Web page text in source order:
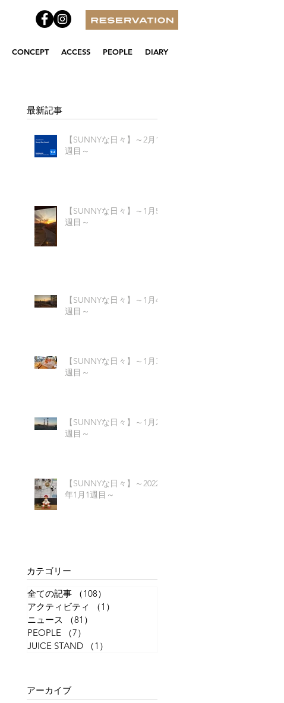
CONCEPT ACCESS PEOPLE DIARY
最新記事
【SUNNYな日々】～2月1
週目～
【SUNNYな日々】～1月5
週目～
【SUNNYな日々】～1月4
週目～
【SUNNYな日々】～1月3
週目～
【SUNNYな日々】～1月2
週目～
【SUNNYな日々】～2022
年1月1週目～
カテゴリー
全ての記事
（108）
アクティビティ
（1）
ニュース
（81）
PEOPLE
（7）
JUICE STAND
（1）
アーカイブ